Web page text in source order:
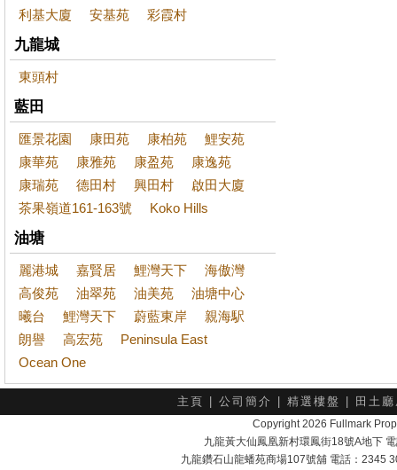
利基大廈 安基苑 彩霞村
九龍城
東頭村
藍田
匯景花園 康田苑 康柏苑
鯉安苑
康華苑
康雅苑 康盈苑
康逸苑
康瑞苑
德田村 興田村
啟田大廈
茶果嶺道161-163號
Koko Hills
油塘
麗港城 嘉賢居 鯉灣天下
海傲灣
高俊苑
油翠苑 油美苑
油塘中心
曦台
鯉灣天下 蔚藍東岸
親海駅
朗譽
高宏苑
Peninsula East
Ocean One
主頁 公司簡介 精選樓盤 田土
Copyright 2026 Fullmark
九龍黃大仙鳳凰新村環鳳街18號A地下
九龍鑽石山龍蟠苑商場107號舖 電話：2345